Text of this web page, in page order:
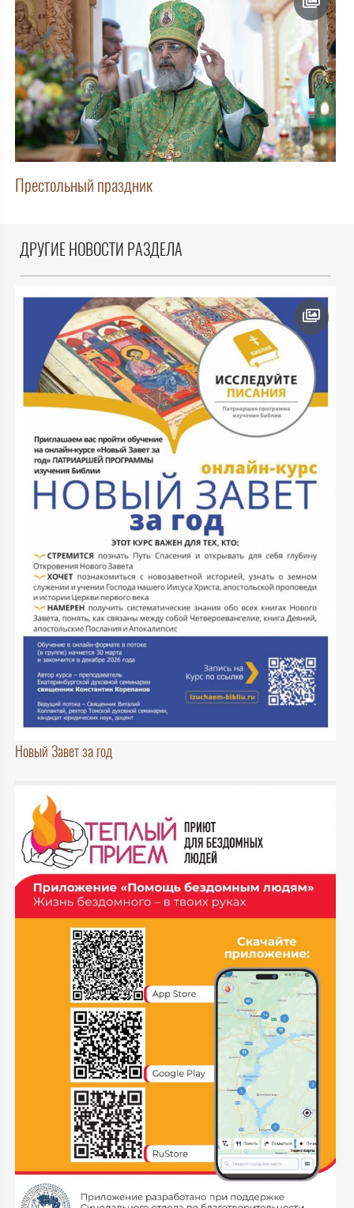
Престольный праздник
ДРУГИЕ НОВОСТИ РАЗДЕЛА
Новый Завет за год